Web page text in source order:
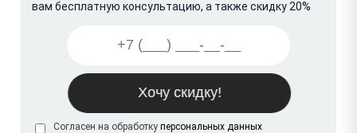
вам бесплатную консультацию, а также скидку 20%
Согласен на обработку персональных данных